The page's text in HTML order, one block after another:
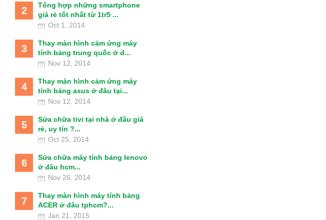
2
Tổng hợp những smartphone
giá rẻ tốt nhất từ 1tr5 ...
Oct 1, 2014
3
Thay màn hình cảm ứng máy
tính bảng trung quốc ở đ...
Nov 12, 2014
4
Thay màn hình cảm ứng máy
tính bảng asus ở đâu tại...
Nov 12, 2014
5
Sửa chữa tivi tại nhà ở đâu giá
rẻ, uy tín ?...
Oct 25, 2014
6
Sửa chữa máy tính bảng lenovo
ở đâu hcm...
Nov 26, 2014
7
Thay màn hình máy tính bảng
ACER ở đâu tphcm?...
Jan 21, 2015